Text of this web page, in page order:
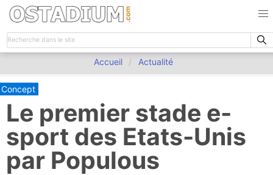
Accueil Actualité
Concept
Le premier stade e-
sport des Etats-Unis
par Populous